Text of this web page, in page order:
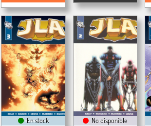
En stock No disponible